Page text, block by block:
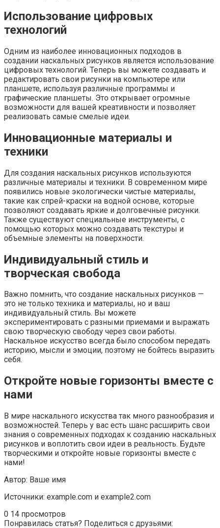
Использование цифровых
технологий
Одним из наиболее инновационных подходов в
создании наскальных рисунков является использование
цифровых технологий. Теперь вы можете создавать и
редактировать свои рисунки на компьютере или
планшете, используя различные программы и
графические планшеты. Это открывает огромные
возможности для вашей креативности и позволяет
реализовать самые смелые идеи.
Инновационные материалы и
техники
Для создания наскальных рисунков используются
различные материалы и техники. В современном мире
появились новые экологически чистые материалы,
такие как спрей-краски на водной основе, которые
позволяют создавать яркие и долговечные рисунки.
Также существуют специальные инструменты, с
помощью которых можно создавать текстуры и
объемные элементы на поверхности.
Индивидуальный стиль и
творческая свобода
Важно помнить, что создание наскальных рисунков —
это не только техника и материалы, но и ваш
индивидуальный стиль. Вы можете
экспериментировать с разными приемами и выражать
свою творческую свободу через свои работы.
Наскальное искусство всегда было способом передать
историю, мысли и эмоции, поэтому не бойтесь выразить
себя.
Откройте новые горизонты вместе с
нами
В мире наскального искусства так много разнообразия и
возможностей. Теперь у вас есть шанс расширить свои
знания о современных подходах к созданию наскальных
рисунков и воплотить свои идеи в реальность. Будьте
творческими и откройте новые горизонты вместе с
нами!
Автор: Ваше имя
Источники: example.com и example2.com
0 14 просмотров
Понравилась статья? Поделиться с друзьями: